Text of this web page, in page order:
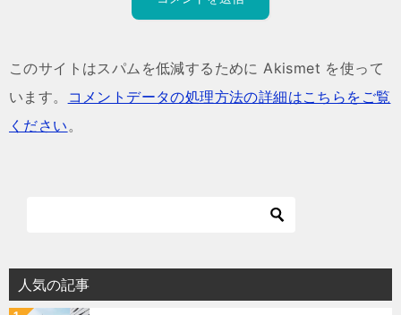
このサイトはスパムを低減するために Akismet を使って
います。
コメントデータの処理方法の詳細はこちらをご覧
ください。
人気の記事